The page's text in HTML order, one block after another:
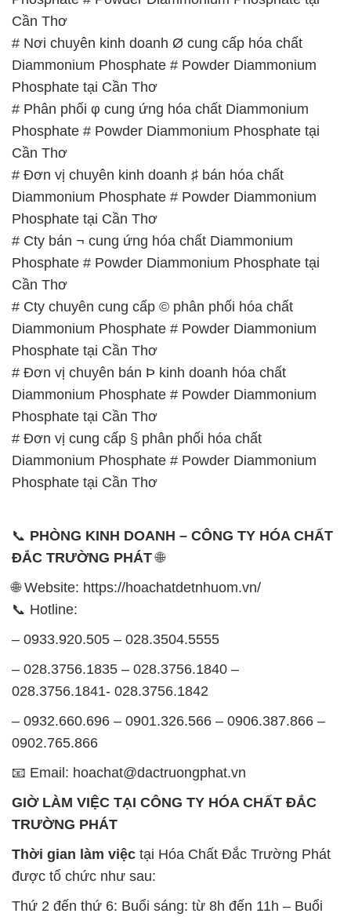
Diammonium Phosphate # Powder Diammonium
# Đơn vị cung cấp § phân phối hóa chất
Diammonium Phosphate # Powder Diammonium
Phosphate tại Cần Thơ
📞PHÒNG KINH DOANH – CÔNG TY HÓA CHẤT
ĐẮC TRƯỜNG PHÁT🌐
🌐 Website: https://hoachatdetnhuom.vn/
📞 Hotline:
– 0933.920.505 – 028.3504.5555
– 028.3756.1835 – 028.3756.1840 –
028.3756.1841- 028.3756.1842
– 0932.660.696 – 0901.326.566 – 0906.387.866 –
0902.765.866
📧 Email: hoachat@dactruongphat.vn
GIỜ LÀM VIỆC TẠI CÔNG TY HÓA CHẤT ĐẮC
TRƯỜNG PHÁT
Thời gian làm việctại Hóa Chất Đắc Trường Phát
được tổ chức như sau:
chiều: từ 12h30 đến 17h
12h30 đến 16h
thủ giờ làm việc để đảm bảo sự hỗ trợ tốt nhất cho
khách hàng và đảm bảo hiệu suất công việc cao
nhất của nhân viên.
BẢN ĐỒ MAP TẠI CÔNG TY HÓA CHẤT ĐẮC
TRƯỜNG PHÁT
ĐỊA CHỈ: 1229C Quốc lộ 1A, Phường Bình Trị
Đông B, Quận Bình Tân, Sài Gòn TP. Hồ Chí
Minh